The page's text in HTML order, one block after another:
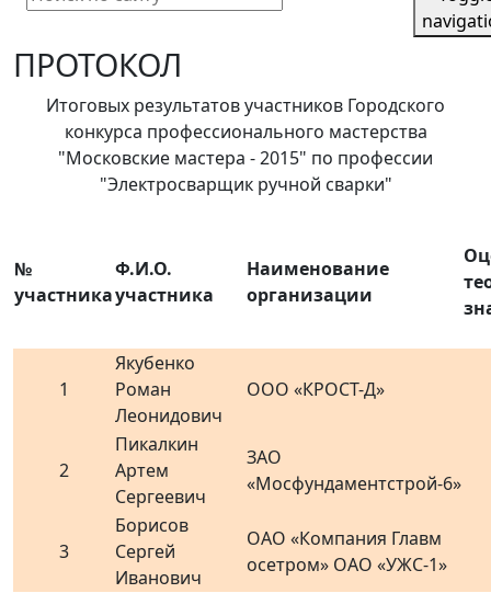
ПРОТОКОЛ
Итоговых результатов участников Городского
конкурса профессионального мастерства
"Московские мастера - 2015" по профессии
"Электросварщик ручной сварки"
№
участника
Ф.И.О.
участника
Наименование
организации
1
Якубенко
Роман
Леонидович
ООО «КРОСТ-Д»
2
Пикалкин
Артем
Сергеевич
ЗАО
«Мосфундаментстрой-6»
3
Борисов
Сергей
Иванович
ОАО «Компания Главм
осетром» ОАО «УЖС-1»